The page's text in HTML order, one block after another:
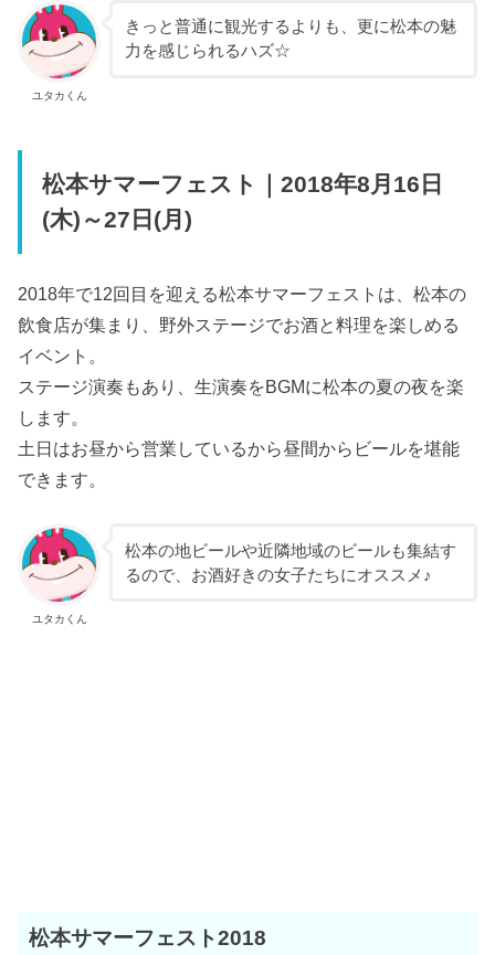
ユタカくん
きっと普通に観光するよりも、更に松本の魅
力を感じられるハズ☆
松本サマーフェスト｜2018年8月16日
(木)～27日(月)
2018年で12回目を迎える松本サマーフェストは、松本の
飲食店が集まり、野外ステージでお酒と料理を楽しめる
イベント。
ステージ演奏もあり、生演奏をBGMに松本の夏の夜を楽
します。
土日はお昼から営業しているから昼間からビールを堪能
できます。
ユタカくん
松本の地ビールや近隣地域のビールも集結す
るので、お酒好きの女子たちにオススメ♪
松本サマーフェスト2018